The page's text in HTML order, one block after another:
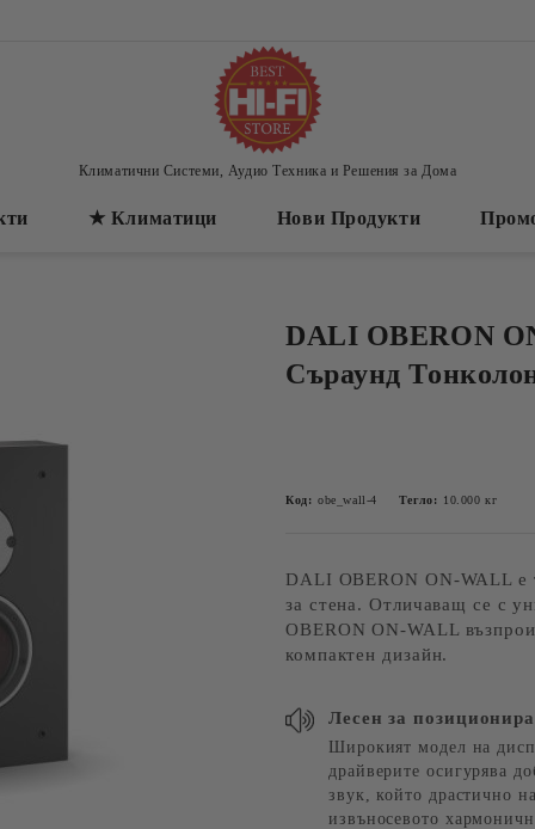
Климатични Системи, Аудио Техника и Решения за Дома
★ Климатици Нови Продукти
DALI OBERON
Съраунд
Код: obe_wall-4 Тегло: 10.000 кг
DALI OBERON ON-WALL е
за стена. Отличаващ се с
OBERON ON-WALL
компактен дизайн.
Лесен за
Широкият модел на
драйверите осигурява
звук, който драстично
извъносевото